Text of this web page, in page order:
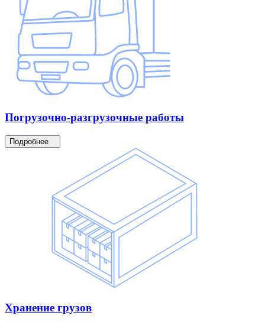
Погрузочно-разгрузочные работы
Подробнее
Хранение грузов